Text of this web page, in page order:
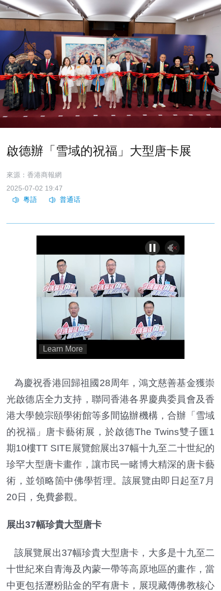
啟德辦「雪域的祝福」大型唐卡展
來源：香港商報網
2025-07-02 19:47
為慶祝香港回歸祖國28周年，鴻文慈善基金獲崇
光啟德店全力支持，聯同香港各界慶典委員會及香
港大學饒宗頤學術館等多間協辦機構，合辦「雪域
的祝福」唐卡藝術展，於啟德The Twins雙子匯1
期10樓TT SITE展覽館展出37幅十九至二十世紀的
珍罕大型唐卡畫作，讓市民一睹博大精深的唐卡藝
術，並領略箇中佛學哲理。該展覽由即日起至7月
20日，免費參觀。
展出37幅珍貴大型唐卡
該展覽展出37幅珍貴大型唐卡，大多是十九至二
十世紀來自青海及內蒙一帶等高原地區的畫作，當
中更包括瀝粉貼金的罕有唐卡，展現藏傳佛教核心